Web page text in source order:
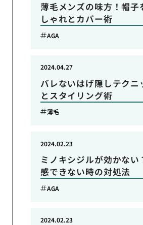
薄毛メンズの味方！帽子
しゃれとカバー術
AGA
バレないはげ隠しテクニ
とスタイリング術
2024.04.27
薄毛
ミノキシジルが効かない
感できない時の対処法
2024.02.23
AGA
2024.02.23